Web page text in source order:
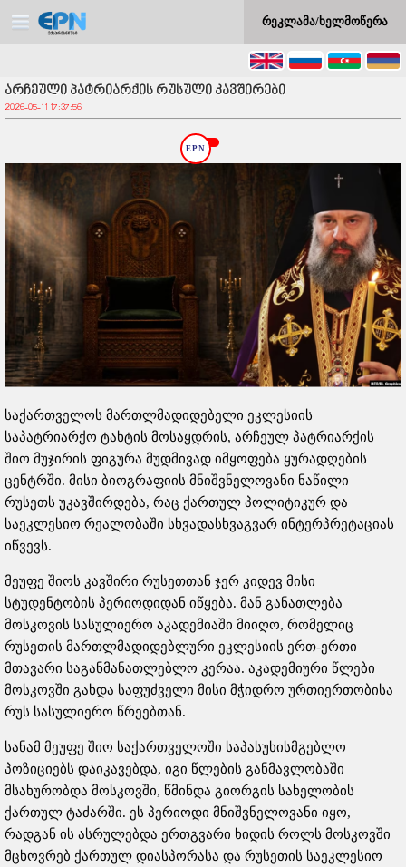
რეკლამა/ხელმოწერა
არჩეული პატრიარქის რუსული კავშირები
2026-05-11 17:37:56
საქართველოს მართლმადიდებელი ეკლესიის
საპატრიარქო ტახტის მოსაყდრის, არჩეულ პატრიარქის
შიო მუჯირის ფიგურა მუდმივად იმყოფება ყურადღების
ცენტრში. მისი ბიოგრაფიის მნიშვნელოვანი ნაწილი
რუსეთს უკავშირდება, რაც ქართულ პოლიტიკურ და
საეკლესიო რეალობაში სხვადასხვაგვარ ინტერპრეტაციას
იწვევს.
მეუფე შიოს კავშირი რუსეთთან ჯერ კიდევ მისი
სტუდენტობის პერიოდიდან იწყება. მან განათლება
მოსკოვის სასულიერო აკადემიაში მიიღო, რომელიც
რუსეთის მართლმადიდებლური ეკლესიის ერთ-ერთი
მთავარი საგანმანათლებლო კერაა. აკადემიური წლები
მოსკოვში გახდა საფუძველი მისი მჭიდრო ურთიერთობისა
რუს სასულიერო წრეებთან.
სანამ მეუფე შიო საქართველოში საპასუხისმგებლო
პოზიციებს დაიკავებდა, იგი წლების განმავლობაში
მსახურობდა მოსკოვში, წმინდა გიორგის სახელობის
ქართულ ტაძარში. ეს პერიოდი მნიშვნელოვანი იყო,
რადგან ის ასრულებდა ერთგვარი ხიდის როლს მოსკოვში
მცხოვრებ ქართულ დიასპორასა და რუსეთის საეკლესიო